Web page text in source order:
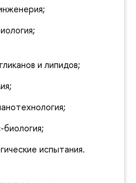
и липидов;
испытания.